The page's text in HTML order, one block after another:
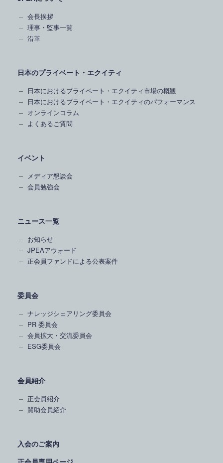
会長挨拶
理事・監事一覧
沿革
日本のプライベート・エクイティ
日本におけるプライベート・エクイティ市場の概観
日本におけるプライベート・エクイティのパフォーマンス
オンラインコラム
よくあるご質問
イベント
メディア懇談会
会員勉強会
ニュース一覧
お知らせ
JPEAアウォード
正会員ファンドによる公表案件
委員会
ナレッジシェアリング委員会
PR 委員会
会員拡大・交流委員会
ESG委員会
会員紹介
正会員紹介
賛助会員紹介
入会のご案内